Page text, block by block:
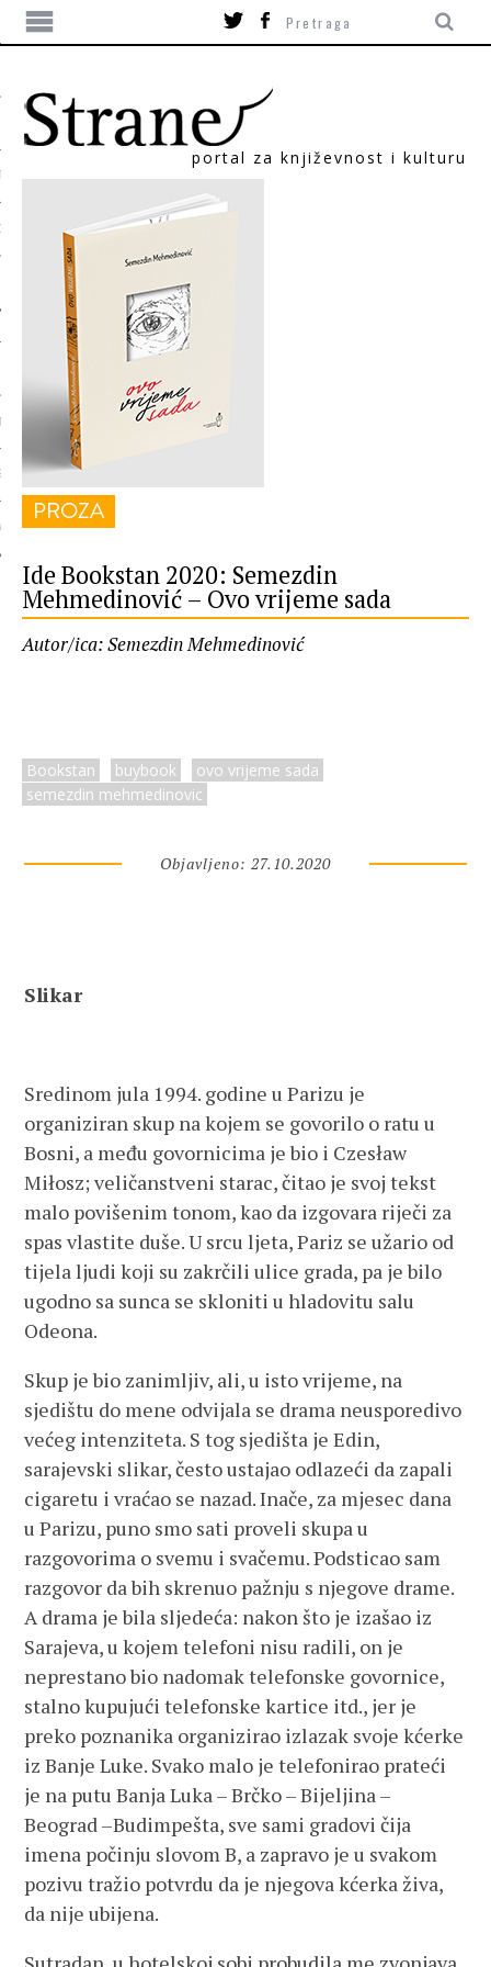
portal za književnost i kulturu
PROZA
Ide Bookstan 2020: Semezdin
Mehmedinović – Ovo vrijeme sada
Autor/ica: Semezdin Mehmedinović
Bookstan buybook
ovo vrijeme sada
semezdin mehmedinovic
Objavljeno: 27.10.2020
Slikar
Sredinom jula 1994. godine u Parizu je
organiziran skup na kojem se govorilo o ratu u
Bosni, a među govornicima je bio i Czesław
Miłosz; veličanstveni starac, čitao je svoj tekst
malo povišenim tonom, kao da izgovara riječi za
spas vlastite duše. U srcu ljeta, Pariz se užario od
tijela ljudi koji su zakrčili ulice grada, pa je bilo
ugodno sa sunca se skloniti u hladovitu salu
Odeona.
Skup je bio zanimljiv, ali, u isto vrijeme, na
sjedištu do mene odvijala se drama neusporedivo
većeg intenziteta. S tog sjedišta je Edin,
sarajevski slikar, često ustajao odlazeći da zapali
cigaretu i vraćao se nazad. Inače, za mjesec dana
u Parizu, puno smo sati proveli skupa u
razgovorima o svemu i svačemu. Podsticao sam
razgovor da bih skrenuo pažnju s njegove drame.
A drama je bila sljedeća: nakon što je izašao iz
Sarajeva, u kojem telefoni nisu radili, on je
neprestano bio nadomak telefonske govornice,
stalno kupujući telefonske kartice itd., jer je
preko poznanika organizirao izlazak svoje kćerke
iz Banje Luke. Svako malo je telefonirao prateći
je na putu Banja Luka – Brčko – Bijeljina –
Beograd –Budimpešta, sve sami gradovi čija
imena počinju slovom B, a zapravo je u svakom
pozivu tražio potvrdu da je njegova kćerka živa,
da nije ubijena.